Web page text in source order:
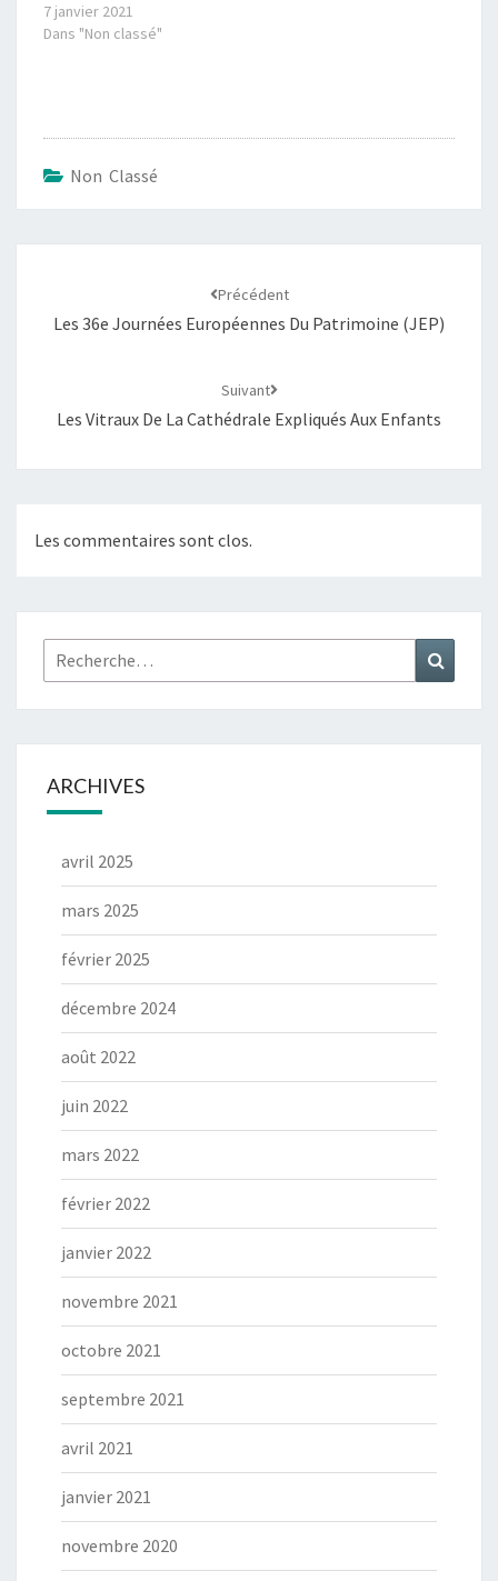
7 janvier 2021
Dans "Non classé"
Non Classé
Précédent
Les 36e Journées Européennes Du Patrimoine (JEP)
Suivant
Les Vitraux De La Cathédrale Expliqués Aux Enfants
Les commentaires sont clos.
ARCHIVES
avril 2025
mars 2025
février 2025
décembre 2024
août 2022
juin 2022
mars 2022
février 2022
janvier 2022
novembre 2021
octobre 2021
septembre 2021
avril 2021
janvier 2021
novembre 2020